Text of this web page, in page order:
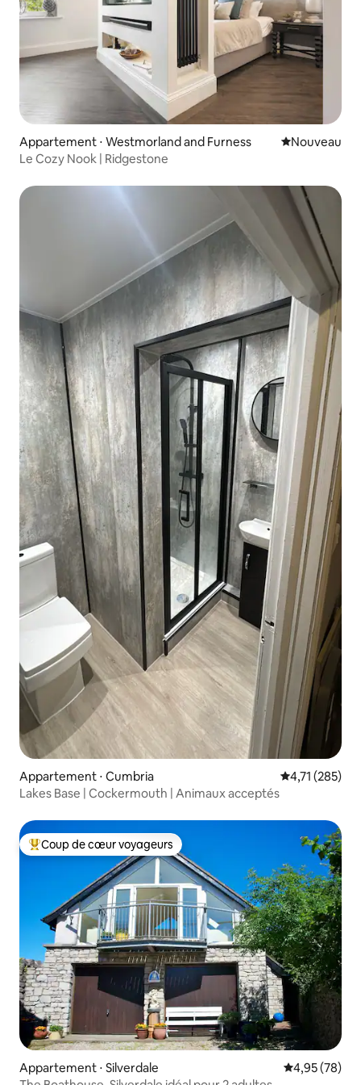
Appartement ⋅ Westmorland and Furness Nouvel
Nouveau
Le Cozy Nook | Ridgestone
Appartement ⋅ Cumbria Évaluation
4,71 (285)
Lakes Base | Cockermouth | Animaux acceptés
Coups de cœur voyageurs les plus appréciés
Coup de cœur voyageurs
Appartement ⋅ Silverdale Évaluation
4,95 (78)